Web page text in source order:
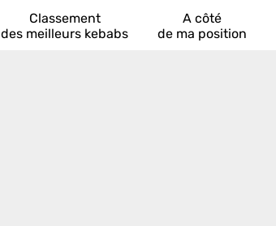
Classement
des meilleurs kebabs
A côté
de ma position